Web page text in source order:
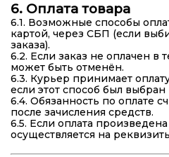
6. Оплата товара
6.1. Возможные способы
картой, через СБП (если
заказа).
6.2. Если заказ не оплачен в
может быть отменён.
6.3. Курьер принимает
если этот способ был
6.4. Обязанность по оплате
после зачисления средств.
6.5. Если оплата
осуществляется на